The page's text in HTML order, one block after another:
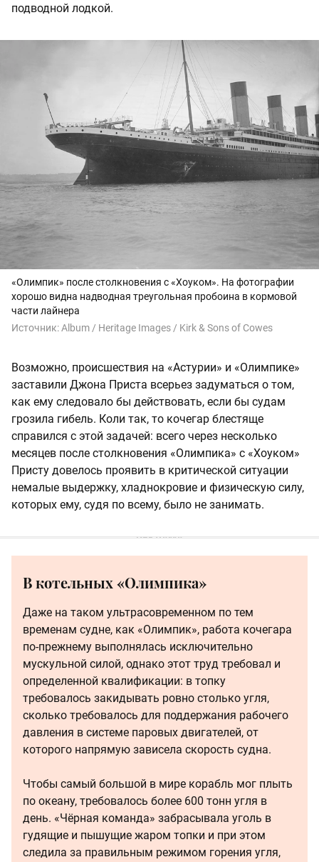
подводной лодкой.
«Олимпик» после столкновения с «Хоуком». На фотографии
хорошо видна надводная треугольная пробоина в кормовой
части лайнера
Источник:Album / Heritage Images / Kirk & Sons of Cowes
Возможно, происшествия на «Астурии» и «Олимпике»
заставили Джона Приста всерьез задуматься о том,
как ему следовало бы действовать, если бы судам
грозила гибель. Коли так, то кочегар блестяще
справился с этой задачей: всего через несколько
месяцев после столкновения «Олимпика» с «Хоуком»
Присту довелось проявить в критической ситуации
немалые выдержку, хладнокровие и физическую силу,
которых ему, судя по всему, было не занимать.
В котельных «Олимпика»
Даже на таком ультрасовременном по тем
временам судне, как «Олимпик», работа кочегара
по-прежнему выполнялась исключительно
мускульной силой, однако этот труд требовал и
определенной квалификации: в топку
требовалось закидывать ровно столько угля,
сколько требовалось для поддержания рабочего
давления в системе паровых двигателей, от
которого напрямую зависела скорость судна.
Чтобы самый большой в мире корабль мог плыть
по океану, требовалось более 600 тонн угля в
день. «Чёрная команда» забрасывала уголь в
гудящие и пышущие жаром топки и при этом
следила за правильным режимом горения угля,